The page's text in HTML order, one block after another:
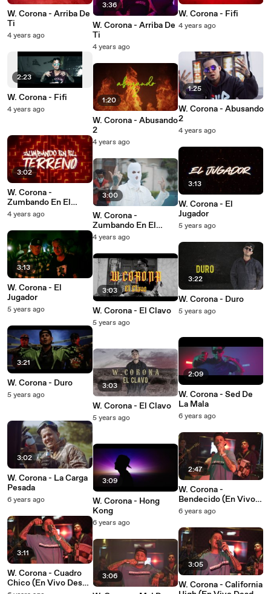
W. Corona - Arriba De
Ti
4 years ago
2:23
W. Corona - Fifi
4 years ago
3:02
W. Corona -
Zumbando En El
Terreno
4 years ago
3:13
W. Corona - El
Jugador
5 years ago
3:21
W. Corona - Duro
5 years ago
3:02
W. Corona - La Carga
Pesada
6 years ago
3:11
W. Corona - Cuadro
Chico (En Vivo Desde
3:36
W. Corona - Arriba De
Ti
4 years ago
1:20
W. Corona - Abusando
2
4 years ago
3:00
W. Corona -
Zumbando En El
Terreno
4 years ago
3:03
W. Corona - El Clavo
5 years ago
3:03
W. Corona - El Clavo
5 years ago
3:09
W. Corona - Hong
Kong
6 years ago
3:06
W. Corona - Fifi
4 years ago
1:25
W. Corona - Abusando
2
4 years ago
3:13
W. Corona - El
Jugador
5 years ago
3:22
W. Corona - Duro
5 years ago
2:09
W. Corona - Sed De
La Mala
6 years ago
2:47
W. Corona -
Bendecido (En Vivo
Desde Casa)
6 years ago
3:05
W. Corona - California